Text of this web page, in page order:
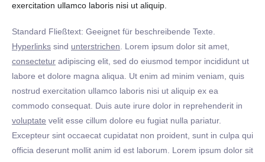
exercitation ullamco laboris nisi ut aliquip.
Standard Fließtext: Geeignet für beschreibende Texte.
Hyperlinks sind unterstrichen. Lorem ipsum dolor sit amet,
consectetur adipiscing elit, sed do eiusmod tempor incididunt ut
labore et dolore magna aliqua. Ut enim ad minim veniam, quis
nostrud exercitation ullamco laboris nisi ut aliquip ex ea
commodo consequat. Duis aute irure dolor in reprehenderit in
voluptate velit esse cillum dolore eu fugiat nulla pariatur.
Excepteur sint occaecat cupidatat non proident, sunt in culpa qui
officia deserunt mollit anim id est laborum. Lorem ipsum dolor sit